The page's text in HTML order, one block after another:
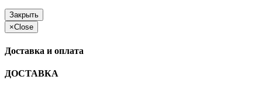
Закрыть
×Close
Доставка и оплата
ДОСТАВКА